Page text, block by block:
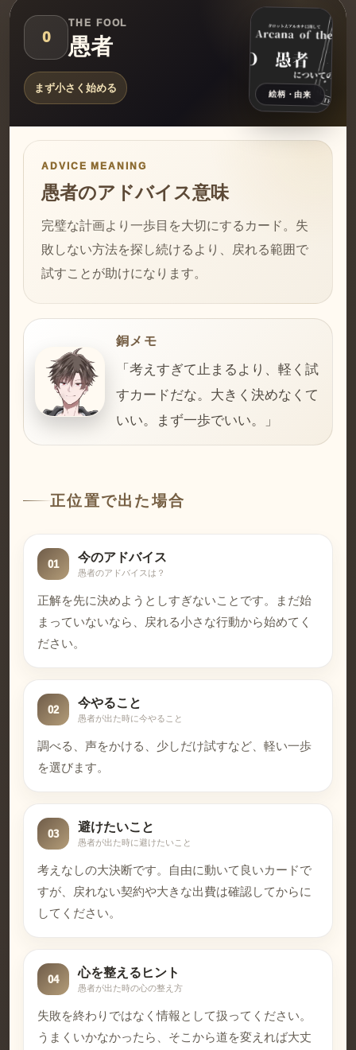
0
THE FOOL
愚者
まず小さく始める
絵柄・由来
ADVICE MEANING
愚者のアドバイス意味
完璧な計画より一歩目を大切にするカード。失
敗しない方法を探し続けるより、戻れる範囲で
試すことが助けになります。
銅メモ
「考えすぎて止まるより、軽く試
すカードだな。大きく決めなくて
いい。まず一歩でいい。」
正位置で出た場合
01 今のアドバイス
愚者のアドバイスは？
正解を先に決めようとしすぎないことです。まだ始
まっていないなら、戻れる小さな行動から始めてく
ださい。
02 今やること
愚者が出た時に今やること
調べる、声をかける、少しだけ試すなど、軽い一歩
を選びます。
03 避けたいこと
愚者が出た時に避けたいこと
考えなしの大決断です。自由に動いて良いカードで
すが、戻れない契約や大きな出費は確認してからに
してください。
04 心を整えるヒント
愚者が出た時の心の整え方
失敗を終わりではなく情報として扱ってください。
うまくいかなかったら、そこから道を変えれば大丈